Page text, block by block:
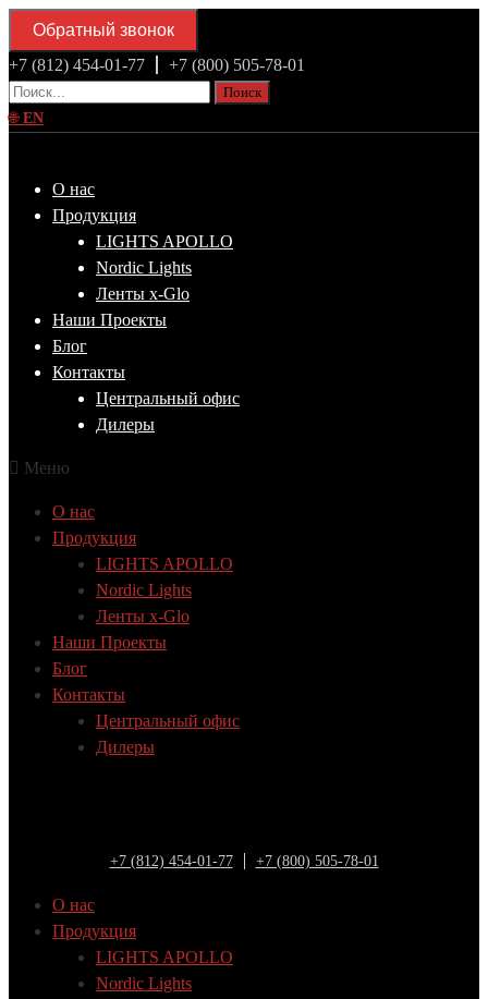
Обратный звонок
+7 (812) 454-01-77
+7 (800) 505-78-01
Поиск
🌐 EN
О нас
Продукция
LIGHTS APOLLO
Nordic Lights
Ленты x-Glo
Наши Проекты
Блог
Контакты
Центральный офис
Дилеры
Меню
О нас
Продукция
LIGHTS APOLLO
Nordic Lights
Ленты x-Glo
Наши Проекты
Блог
Контакты
Центральный офис
Дилеры
+7 (812) 454-01-77 +7 (800) 505-78-01
О нас
Продукция
LIGHTS APOLLO
Nordic Lights